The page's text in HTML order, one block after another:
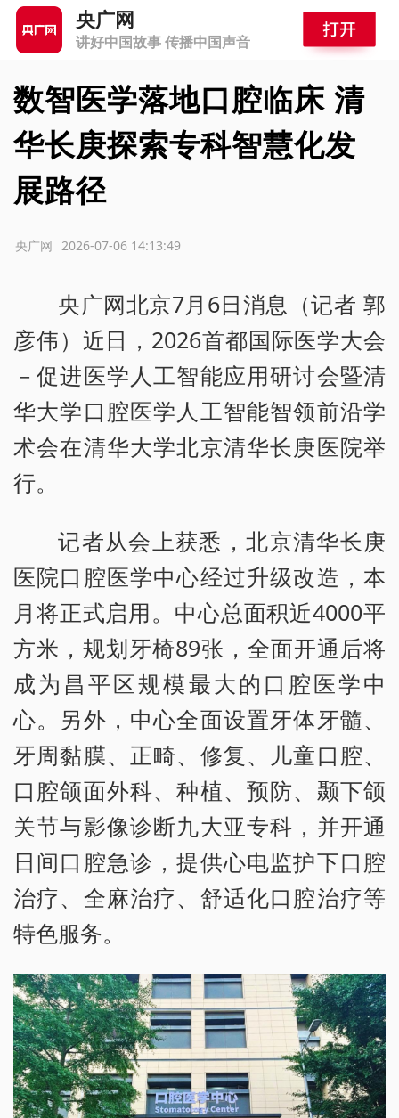
央广网
讲好中国故事 传播中国声音
数智医学落地口腔临床 清
华长庚探索专科智慧化发
展路径
2026-07-06 14:13:49
央广网
央广网北京7月6日消息（记者 郭
彦伟）近日，2026首都国际医学大会
－促进医学人工智能应用研讨会暨清
华大学口腔医学人工智能智领前沿学
术会在清华大学北京清华长庚医院举
行。
记者从会上获悉，北京清华长庚
医院口腔医学中心经过升级改造，本
月将正式启用。中心总面积近4000平
方米，规划牙椅89张，全面开通后将
成为昌平区规模最大的口腔医学中
心。另外，中心全面设置牙体牙髓、
牙周黏膜、正畸、修复、儿童口腔、
口腔颌面外科、种植、预防、颞下颌
关节与影像诊断九大亚专科，并开通
日间口腔急诊，提供心电监护下口腔
治疗、全麻治疗、舒适化口腔治疗等
特色服务。